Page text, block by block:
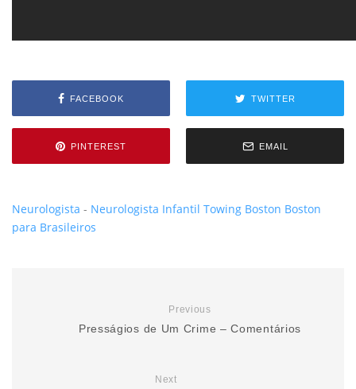
FACEBOOK TWITTER
PINTEREST EMAIL
Neurologista - Neurologista Infantil Towing Boston Boston
para Brasileiros
Previous
Presságios de Um Crime – Comentários
Next